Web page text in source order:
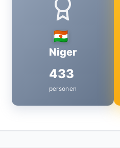
Niger
433
personen